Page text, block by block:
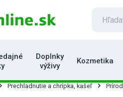
Doplnky
výživy
Kozmetika
Prechladnutie a chrípka, kašeľ